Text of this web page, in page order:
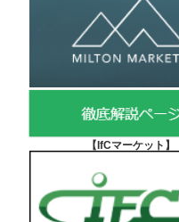
【IfCマーケット 】